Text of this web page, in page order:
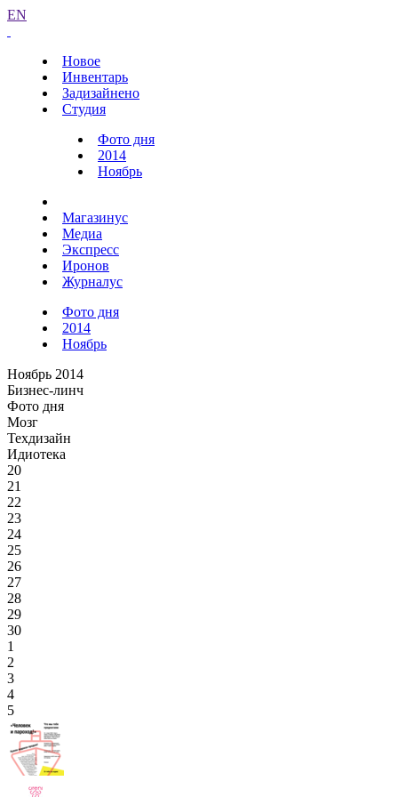
EN
Новое
Инвентарь
Задизайнено
Студия
Фото дня
2014
Ноябрь
Магазинус
Медиа
Экспресс
Иронов
Журналус
Фото дня
2014
Ноябрь
Ноябрь 2014
Бизнес-линч
Фото дня
Мозг
Техдизайн
Идиотека
20
21
22
23
24
25
26
27
28
29
30
1
2
3
4
5